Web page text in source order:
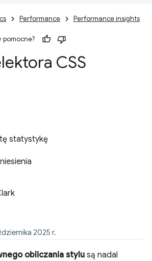
Performance Performance insights
pomocne?
CSS
statystykę
2025 r.
obliczania stylu są nadal